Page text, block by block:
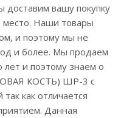
доставим вашу покупку
место. Наши товары
и поэтому мы не
и более. Мы продаем
и поэтому знаем о
КОСТЬ) ШР-3 с
как отличается
Данная